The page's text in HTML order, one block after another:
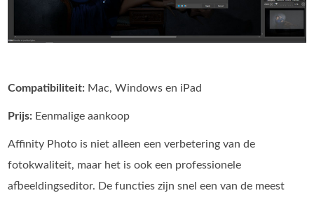
Compatibiliteit: Mac, Windows en iPad
Prijs: Eenmalige aankoop
Affinity Photo is niet alleen een verbetering van de
fotokwaliteit, maar het is ook een professionele
afbeeldingseditor. De functies zijn snel een van de meest